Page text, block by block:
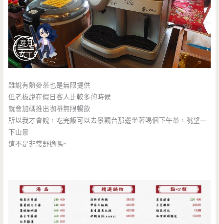
雖說有熱麥茶也是無限提供
但老板說在假日客人比較多的時候
就會加碼推出咖啡無限暢飲
所以我才會說，吃完飯可以去景觀台那邊坐著喝個下午茶，眺望一
下山景
這不是非常舒適嗎~